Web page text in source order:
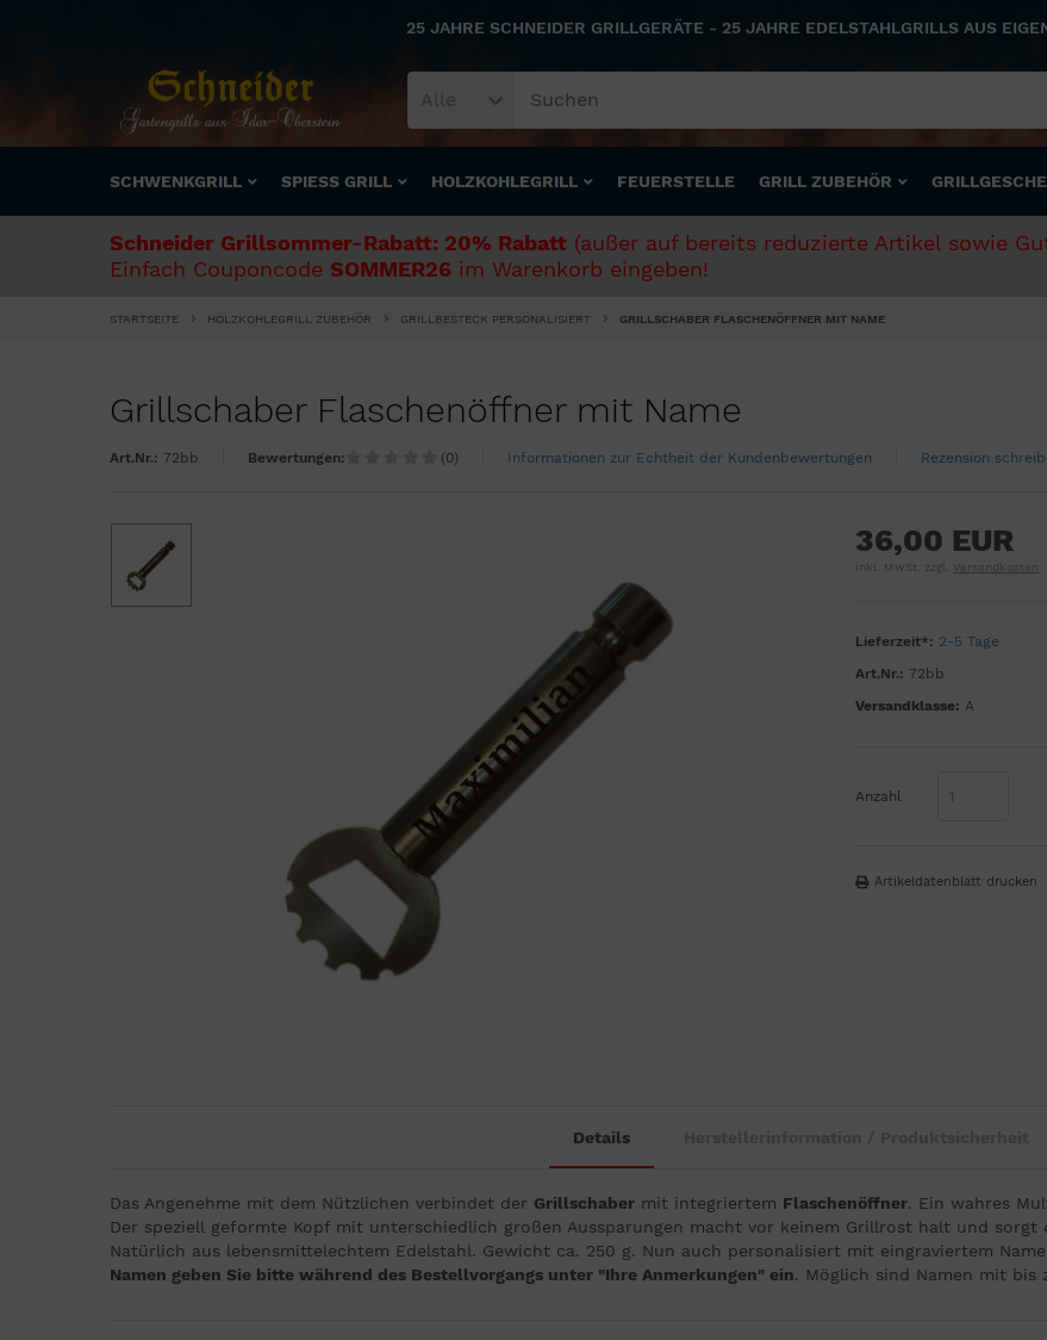
25 JAHRE SCHNEIDER GRILLGERÄTE - 25 JAHRE EDELSTAHLGRILLS AUS
Alle
SCHWENKGRILL SPIESS GRILL HOLZKOHLEGRILL FEUERSTELLE GRILL ZUBEHÖR
Schneider Grillsommer-Rabatt: 20% Rabatt (außer auf bereits reduzierte Artikel sowie
Einfach Couponcode SOMMER26 im Warenkorb eingeben!
STARTSEITE HOLZKOHLEGRILL ZUBEHÖR GRILLBESTECK PERSONALISIERT GRILLSCHABER FLASCHENÖFFNER MIT NAME
Grillschaber Flaschenöffner mit Name
Art.Nr.: 72bb Bewertungen: (0) Informationen zur Echtheit der Kundenbewertungen Rezension
36,00 EUR
inkl. MwSt. zzgl. Versandkosten
Lieferzeit*: 2-5 Tage
Art.Nr.: 72bb
Versandklasse: A
Anzahl
Artikeldatenblatt drucken
Details
Das Angenehme mit dem Nützlichen verbindet der Grillschaber mit integriertem Flaschenöffner. Ein wahres
Der speziell geformte Kopf mit unterschiedlich großen Aussparungen macht vor keinem Grillrost halt und
Natürlich aus lebensmittelechtem Edelstahl. Gewicht ca. 250 g. Nun auch personalisiert mit eingraviertem
Namen geben Sie bitte während des Bestellvorgangs unter "Ihre Anmerkungen" ein. Möglich sind Namen mit bis